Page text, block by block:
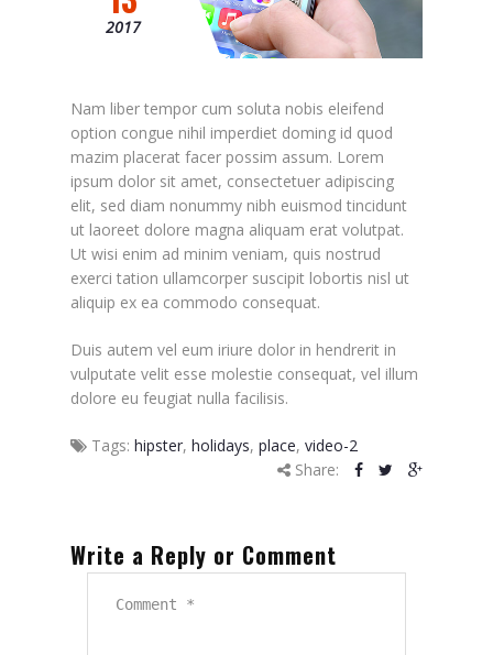
2017
Nam liber tempor cum soluta nobis eleifend
option congue nihil imperdiet doming id quod
mazim placerat facer possim assum. Lorem
ipsum dolor sit amet, consectetuer adipiscing
elit, sed diam nonummy nibh euismod tincidunt
ut laoreet dolore magna aliquam erat volutpat.
Ut wisi enim ad minim veniam, quis nostrud
exerci tation ullamcorper suscipit lobortis nisl ut
aliquip ex ea commodo consequat.
Duis autem vel eum iriure dolor in hendrerit in
vulputate velit esse molestie consequat, vel illum
dolore eu feugiat nulla facilisis.
Tags: hipster, holidays, place, video-2
Share:
Write a Reply or Comment